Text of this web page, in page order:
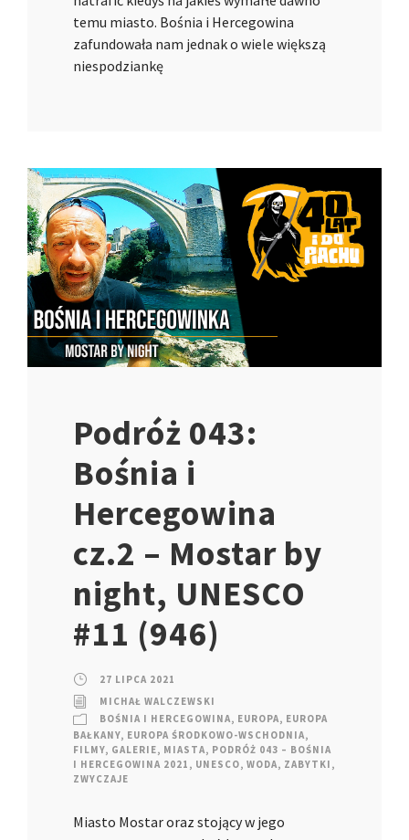
temu miasto. Bośnia i Hercegowina
zafundowała nam jednak o wiele większą
niespodziankę
Podróż 043:
Bośnia i
Hercegowina
cz.2 – Mostar by
night, UNESCO
#11 (946)
27 LIPCA 2021
MICHAŁ WALCZEWSKI
BOŚNIA I HERCEGOWINA, EUROPA, EUROPA
BAŁKANY, EUROPA ŚRODKOWO-WSCHODNIA,
FILMY, GALERIE, MIASTA, PODRÓŻ 043 – BOŚNIA
I HERCEGOWINA 2021 , UNESCO, WODA, ZABYTKI ,
ZWYCZAJE
Miasto Mostar oraz stojący w jego